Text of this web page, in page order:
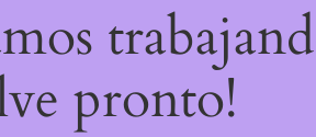
pronto!